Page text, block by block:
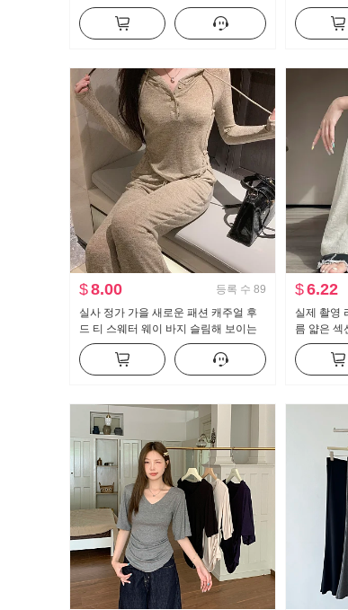
느긋한 느슨함 센스 와이드 레그 팬츠
조각 순수
트 2 피스
$8.00 등록 수 89
실사 정가 가을 새로운 패션 캐주얼 후
드 티 스웨터 웨이 바지 슬림해 보이는
세트 스포츠 슈트 여성 트렌디
$6.22
실제 촬영
름 얇은 섹
린넨 작은
게으른 바지